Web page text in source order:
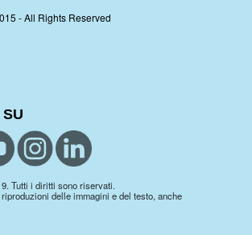
- All Rights Reserved
Tutti i diritti sono riservati.
delle immagini e del testo, anche